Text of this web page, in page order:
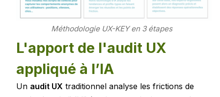
Méthodologie UX-KEY en 3 étapes
L'apport de l'audit UX
appliqué à l’IA
Un audit UX traditionnel analyse les frictions de